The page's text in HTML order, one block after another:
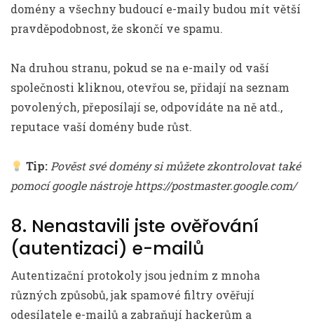
domény a všechny budoucí e-maily budou mít větší
pravděpodobnost, že skončí ve spamu.
Na druhou stranu, pokud se na e-maily od vaší
společnosti kliknou, otevřou se, přidají na seznam
povolených, přeposílají se, odpovídáte na ně atd.,
reputace vaší domény bude růst.
Tip: Pověst své domény si můžete zkontrolovat také
pomocí google nástroje https://postmaster.google.com/
8. Nenastavili jste ověřování
(autentizaci) e-mailů
Autentizační protokoly jsou jedním z mnoha
různých způsobů, jak spamové filtry ověřují
odesílatele e-mailů a zabraňují hackerům a